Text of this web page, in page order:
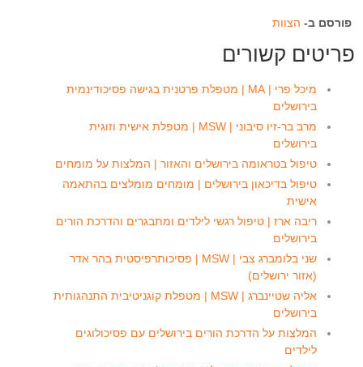
פורסם ב- הצוות
פריטים קשורים
מיכל פרי | MA | מטפלת פרטנית בגישה פסיכודינמית
בירושלים
מרב בר-זיו סיבוני | MSW | מטפלת אישית וזוגית
בירושלים
טיפול בטראומה בירושלים והאזור | המלצות על מומחים
טיפול בדיכאון בירושלים | מומחים מומלצים בהתאמה
אישית
ריבה ארז | טיפול רגשי לילדים ומתבגרים והדרכת הורים
בירושלים
שני בלומברג צבי | MSW | פסיכותרפיסטית בהר אדר
(אזור ירושלים)
אליה שטיינברג | MSW | מטפלת קוגניטיבית התנהגותית
בירושלים
המלצות על הדרכת הורים בירושלים עם פסיכולוגים
לילדים